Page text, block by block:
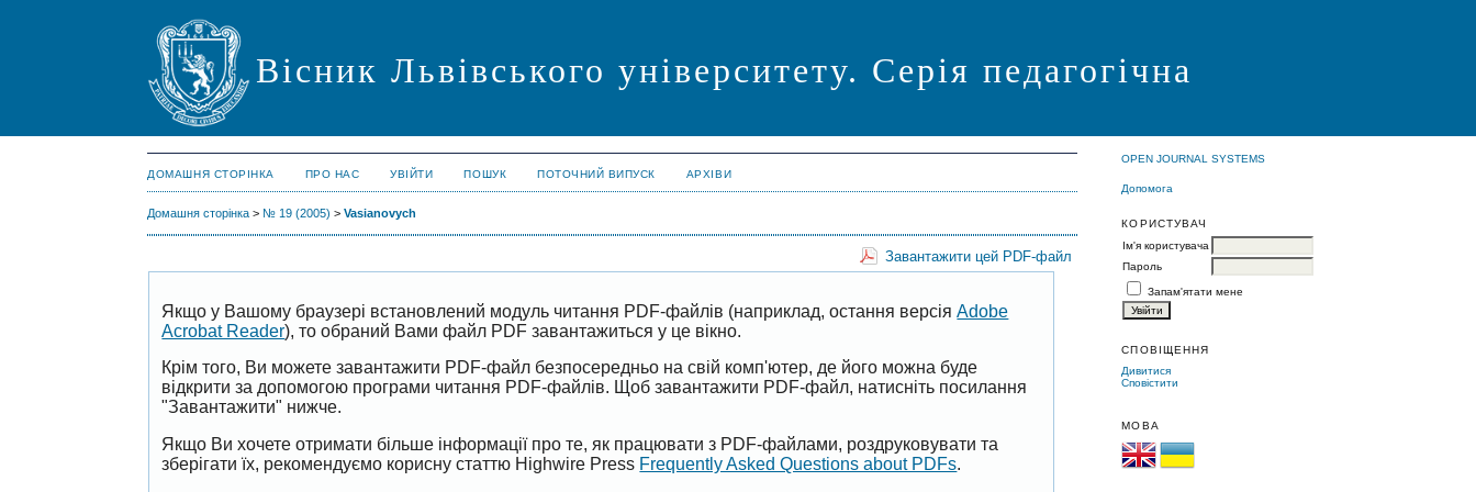
Вісник Львівського університету. Серія педагогічна
OPEN JOURNAL SYSTEMS
Допомога
КОРИСТУВАЧ
Ім'я користувача
Пароль
Запам'ятати мене
СПОВІЩЕННЯ
Дивитися
Сповістити
МОВА
ДОМАШНЯ СТОРІНКА ПРО НАС УВІЙТИ ПОШУК ПОТОЧНИЙ ВИПУСК АРХІВИ
Домашня сторінка > № 19 (2005) >Vasianovych
Завантажити цей PDF-файл
Якщо у Вашому браузері встановлений модуль читання PDF-файлів (наприклад, остання версіяAdobe
Acrobat Reader), то обраний Вами файл PDF завантажиться у це вікно.
Крім того, Ви можете завантажити PDF-файл безпосередньо на свій комп'ютер, де його можна буде
відкрити за допомогою програми читання PDF-файлів. Щоб завантажити PDF-файл, натисніть посилання
"Завантажити" нижче.
Якщо Ви хочете отримати більше інформації про те, як працювати з PDF-файлами, роздруковувати та
зберігати їх, рекомендуємо корисну статтю Highwire Press Frequently Asked Questions about PDFs.